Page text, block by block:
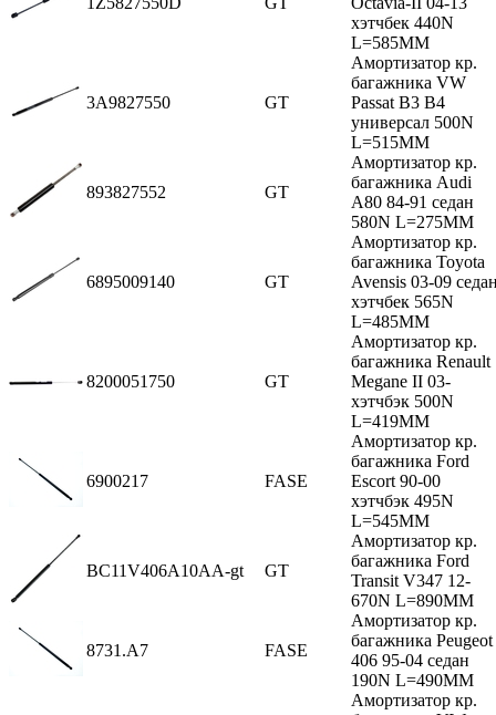
хэтчбек 440N
L=585MM
3A9827550 GT
Амортизатор кр.
багажника VW
Passat B3 B4
универсал 500N
L=515MM
893827552 GT
Амортизатор кр.
багажника Audi
A80 84-91 седан
580N L=275MM
6895009140 GT
Амортизатор кр.
багажника Toyota
Avensis 03-09
хэтчбек 565N
L=485MM
8200051750 GT
Амортизатор кр.
багажника Renault
Megane II 03-
хэтчбэк 500N
L=419MM
6900217 FASE
Амортизатор кр.
багажника Ford
Escort 90-00
хэтчбэк 495N
L=545MM
BC11V406A10AA-gt GT
Амортизатор кр.
багажника Ford
Transit V347 12-
670N L=890MM
8731.A7 FASE
Амортизатор кр.
багажника Peugeot
406 95-04 седан
190N L=490MM
Амортизатор кр.